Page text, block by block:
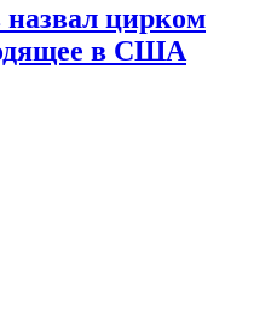
цирком
в США